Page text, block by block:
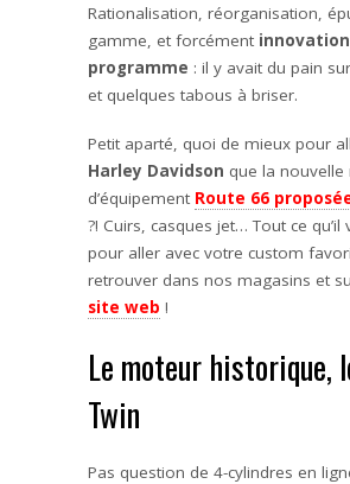
Rationalisation, réorganisation,
gamme, et forcément
programme : il y avait du pain
et quelques tabous à briser.
Petit aparté, quoi de mieux pour
Harley Davidson que la nouvelle
d’équipement Route 66
?! Cuirs, casques jet… Tout ce qu’il
pour aller avec votre custom
retrouver dans nos magasins et
site web !
Le moteur historique,
Twin
Pas question de 4-cylindres en